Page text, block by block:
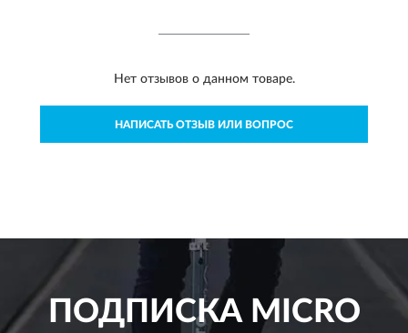
Нет отзывов о данном товаре.
НАПИСАТЬ ОТЗЫВ ИЛИ ВОПРОС
ПОДПИСКАMICRO